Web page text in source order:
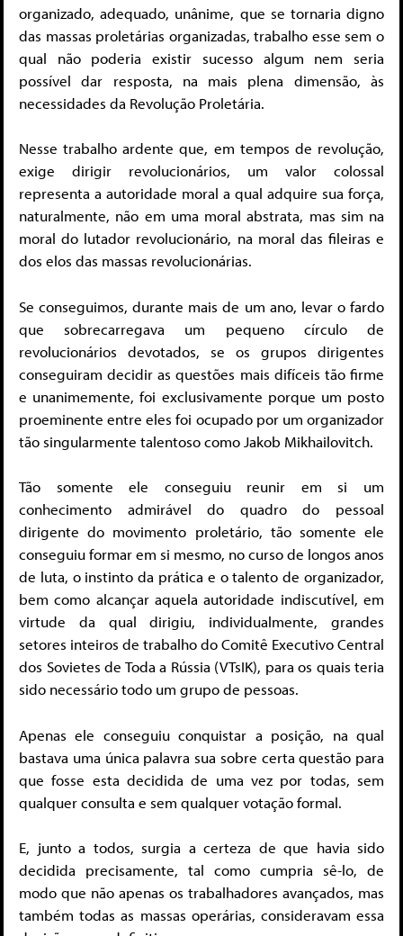
organizado, adequado, unânime, que se tornaria digno
das massas proletárias organizadas, trabalho esse sem o
qual não poderia existir sucesso algum nem seria
possível dar resposta, na mais plena dimensão, às
necessidades da Revolução Proletária.
Nesse trabalho ardente que, em tempos de revolução,
exige dirigir revolucionários, um valor colossal
representa a autoridade moral a qual adquire sua força,
naturalmente, não em uma moral abstrata, mas sim na
moral do lutador revolucionário, na moral das fileiras e
dos elos das massas revolucionárias.
Se conseguimos, durante mais de um ano, levar o fardo
que sobrecarregava um pequeno círculo de
revolucionários devotados, se os grupos dirigentes
conseguiram decidir as questões mais difíceis tão firme
e unanimemente, foi exclusivamente porque um posto
proeminente entre eles foi ocupado por um organizador
tão singularmente talentoso como Jakob Mikhailovitch.
Tão somente ele conseguiu reunir em si um
conhecimento admirável do quadro do pessoal
dirigente do movimento proletário, tão somente ele
conseguiu formar em si mesmo, no curso de longos anos
de luta, o instinto da prática e o talento de organizador,
bem como alcançar aquela autoridade indiscutível, em
virtude da qual dirigiu, individualmente, grandes
setores inteiros de trabalho do Comitê Executivo Central
dos Sovietes de Toda a Rússia (VTsIK), para os quais teria
sido necessário todo um grupo de pessoas.
Apenas ele conseguiu conquistar a posição, na qual
bastava uma única palavra sua sobre certa questão para
que fosse esta decidida de uma vez por todas, sem
qualquer consulta e sem qualquer votação formal.
E, junto a todos, surgia a certeza de que havia sido
decidida precisamente, tal como cumpria sê-lo, de
modo que não apenas os trabalhadores avançados, mas
também todas as massas operárias, consideravam essa